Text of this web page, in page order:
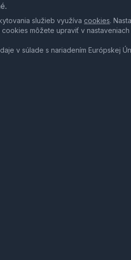
služieb využíva cookies.
môžete upraviť v nastaveniach
v súlade s nariadením Európskej